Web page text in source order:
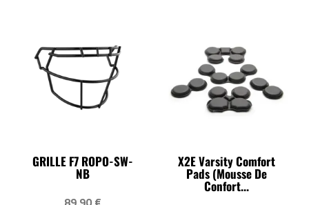
GRILLE F7 ROPO-SW-
NB
X2E Varsity Comfort
Pads (Mousse De
Confort...